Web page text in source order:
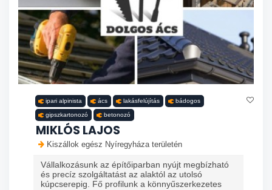
ipari alpinista ács lakásfelújítás bádogos
gipszkartonozó betonozó
MIKLÓS LAJOS
Kiszállok egész Nyíregyháza területén
Vállalkozásunk az építőiparban nyújt megbízható
és precíz szolgáltatást az alaktól az utolsó
kúpcserepig. Fő profilunk a könnyűszerkezetes